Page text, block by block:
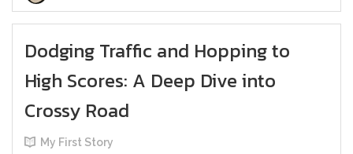
Dodging Traffic and Hopping to
High Scores: A Deep Dive into
Crossy Road
My First Story